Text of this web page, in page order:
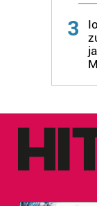
zure baimena
Webgune
fitxategiak
zerbitzuak
3